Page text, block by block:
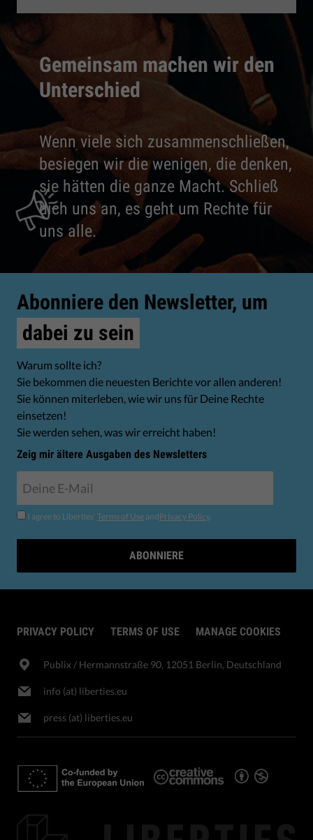
Gemeinsam machen wir den
Unterschied
Wenn viele sich zusammenschließen,
besiegen wir die wenigen, die denken,
sie hätten die ganze Macht. Schließ
dich uns an, es geht um Rechte für
uns alle.
Abonniere den Newsletter, um
dabei zu sein
Warum sollte ich?
Sie bekommen die neuesten Berichte vor allen anderen!
Sie können miterleben, wie wir uns für Deine Rechte
einsetzen!
Sie werden sehen, was wir erreicht haben!
Zeig mir ältere Ausgaben des Newsletters
I agree to Liberties' Terms of Use andPrivacy Policy.
ABONNIERE
PRIVACY POLICY TERMS OF USE MANAGE COOKIES
Publix​ / Hermannstraße 90, 12051 Berlin, Deutschland
info (at) liberties.eu
press (at) liberties.eu